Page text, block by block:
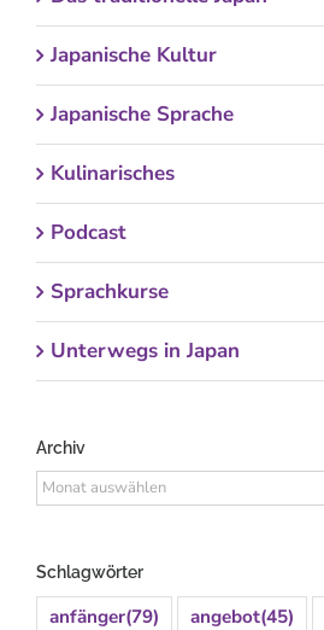
Japanische Kultur
Japanische Sprache
Kulinarisches
Podcast
Sprachkurse
Unterwegs in Japan
Archiv
Archiv
Schlagwörter
anfänger(79) angebot(45)